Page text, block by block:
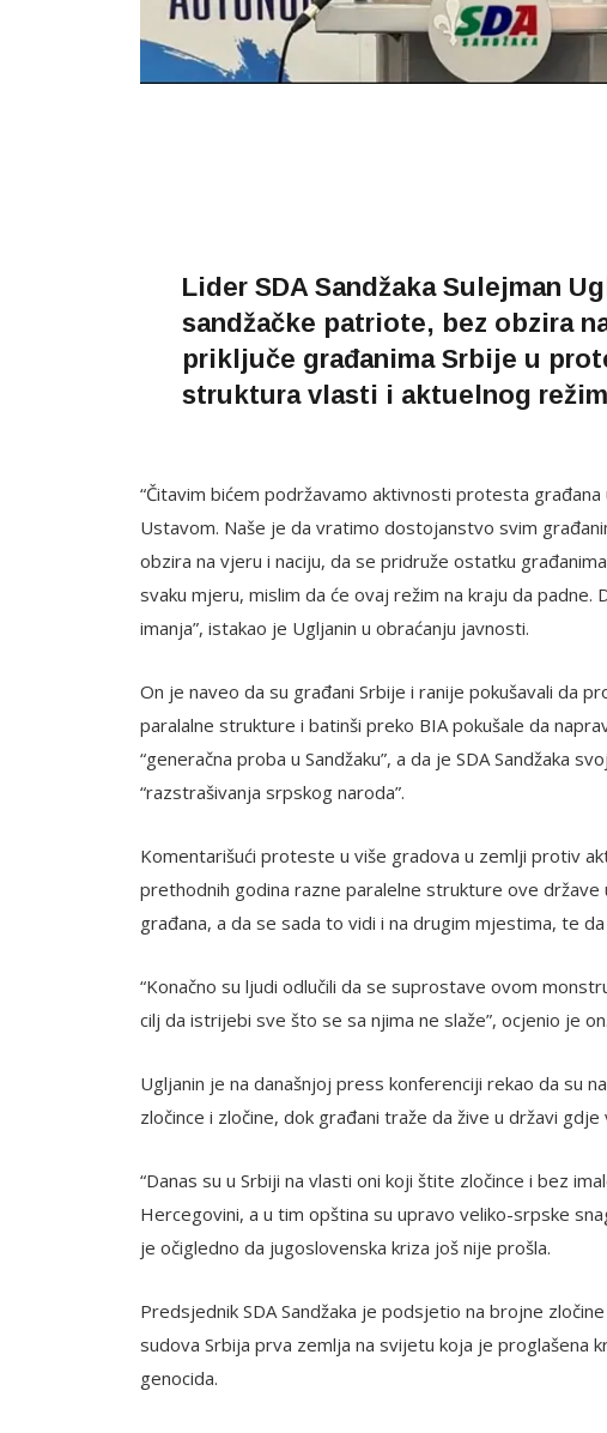
Lider SDA Sandžaka Sulejman
sandžačke patriote, bez obzira
priključe građanima Srbije u
struktura vlasti i aktuelnog
“Čitavim bićem podržavamo aktivnosti protesta
Ustavom. Naše je da vratimo dostojanstvo svim
obzira na vjeru i naciju, da se pridruže ostatku
svaku mjeru, mislim da će ovaj režim na kraju da padne.
imanja”, istakao je Ugljanin u obraćanju javnosti.
On je naveo da su građani Srbije i ranije pokušavali da
paralalne strukture i batinši preko BIA pokušale da
“generačna proba u Sandžaku”, a da je SDA Sandžaka
“razstrašivanja srpskog naroda”.
Komentarišući proteste u više gradova u zemlji protiv
prethodnih godina razne paralelne strukture ove
građana, a da se sada to vidi i na drugim mjestima, te
“Konačno su ljudi odlučili da se suprostave ovom
cilj da istrijebi sve što se sa njima ne slaže”, ocjenio je on.
Ugljanin je na današnjoj press konferenciji rekao da su
zločince i zločine, dok građani traže da žive u državi
“Danas su u Srbiji na vlasti oni koji štite zločince i bez
Hercegovini, a u tim opština su upravo veliko-srpske
je očigledno da jugoslovenska kriza još nije prošla.
Predsjednik SDA Sandžaka je podsjetio na brojne
sudova Srbija prva zemlja na svijetu koja je proglašena
genocida.